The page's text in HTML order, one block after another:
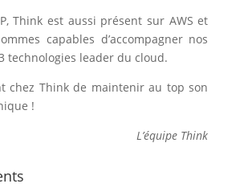
Think est aussi présent sur AWS et
capables d’accompagner nos
technologies leader du cloud.
chez Think de maintenir au top son
!
L’équipe Think